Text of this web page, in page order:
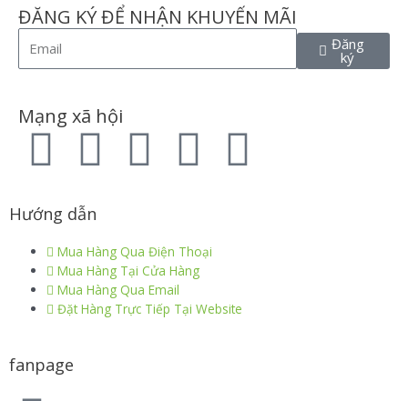
ĐĂNG KÝ ĐỂ NHẬN KHUYẾN MÃI
Đăng
ký
Mạng xã hội
Hướng dẫn
Mua Hàng Qua Điện Thoại
Mua Hàng Tại Cửa Hàng
Mua Hàng Qua Email
Đặt Hàng Trực Tiếp Tại Website
fanpage